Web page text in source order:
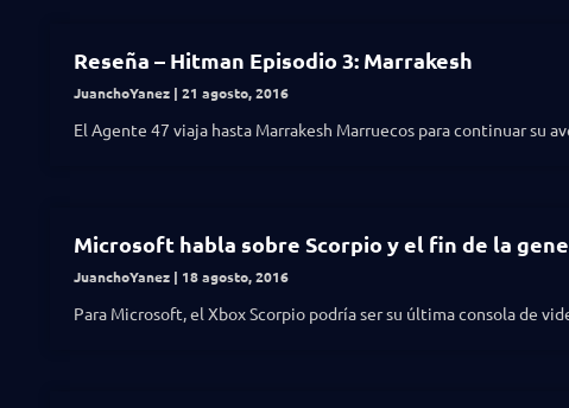
Reseña – Hitman Episodio 3: Marrakesh
JuanchoYanez 21 agosto, 2016
El Agente 47 viaja hasta Marrakesh Marruecos para continuar su
Microsoft habla sobre Scorpio y el fin de la
JuanchoYanez 18 agosto, 2016
Para Microsoft, el Xbox Scorpio podría ser su última consola de